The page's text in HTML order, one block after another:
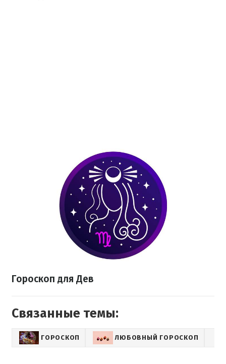
Гороскоп для Дев
Связанные темы:
ГОРОСКОП ЛЮБОВНЫЙ ГОРОСКОП